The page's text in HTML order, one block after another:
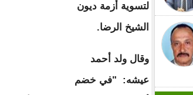
لتسوية أزمة ديون
الشيخ الرضا.
وقال ولد أحمد
عيشه: "في خضم